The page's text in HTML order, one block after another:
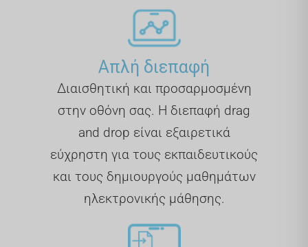
Απλή διεπαφή
Διαισθητική και προσαρμοσμένη
στην οθόνη σας. Η διεπαφή drag
and drop είναι εξαιρετικά
εύχρηστη για τους εκπαιδευτικούς
και τους δημιουργούς μαθημάτων
ηλεκτρονικής μάθησης.